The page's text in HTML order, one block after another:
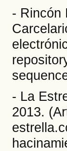
- Rincón
- La
2013.